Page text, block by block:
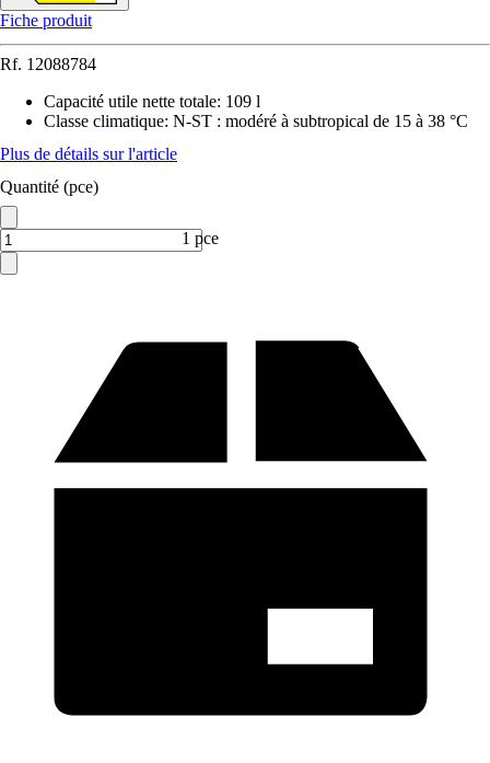
Fiche produit
Rf. 12088784
Capacité utile nette totale: 109 l
Classe climatique: N-ST : modéré à subtropical de 15 à 38 °C
Plus de détails sur l'article
Quantité (pce)
1 pce